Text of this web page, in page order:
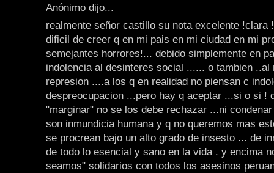
Anónimo dijo...
realmente señor castillo su nota excelente !clara
dificil de creer q en mi pais en mi ciudad en mi
semejantes horrores!... debido simplemente en
indolencia al desinteres social ...... o tambien ..al
represion ....a los q en realidad no piensan c
despreocupacion ...pero hay q aceptar ...si o si !
"marginar" no se los debe rechazar ...ni
son inmundicia humana y q no queremos mas
se procrean bajo un alto grado de insesto ... de
de todo lo esencial y sano en la vida . y encima
seamos" solidarios con todos los asesinos